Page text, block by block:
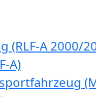
(RLF-A 2000/
A)